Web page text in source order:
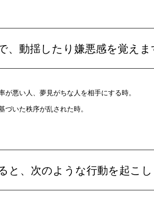
、動揺したり嫌悪感を覚えま
が悪い人、夢見がちな人を相手にする時。
づいた秩序が乱された時。
と、次のような行動を起こ